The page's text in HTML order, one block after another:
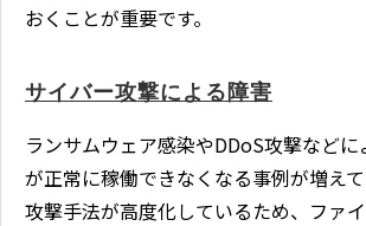
おくことが重要です。
サイバー攻撃による障害
ランサムウェア感染やDDoS攻撃などに
が正常に稼働できなくなる事例が増えて
攻撃手法が高度化しているため、ファ